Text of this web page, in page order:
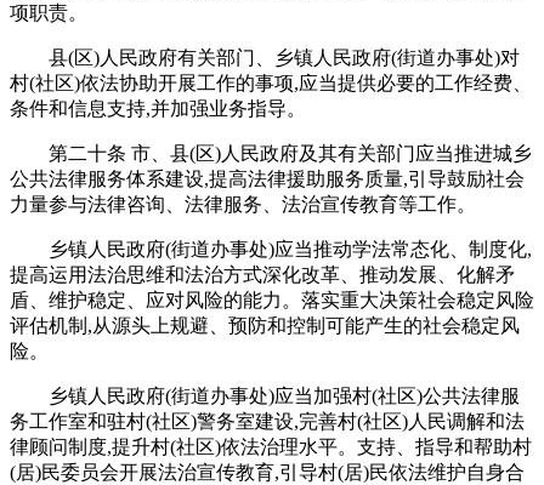
项职责。
县(区)人民政府有关部门、乡镇人民政府(街道办事处)对
村(社区)依法协助开展工作的事项,应当提供必要的工作经费、
条件和信息支持,并加强业务指导。
第二十条 市、县(区)人民政府及其有关部门应当推进城乡
公共法律服务体系建设,提高法律援助服务质量,引导鼓励社会
力量参与法律咨询、法律服务、法治宣传教育等工作。
乡镇人民政府(街道办事处)应当推动学法常态化、制度化,
提高运用法治思维和法治方式深化改革、推动发展、化解矛
盾、维护稳定、应对风险的能力。落实重大决策社会稳定风险
评估机制,从源头上规避、预防和控制可能产生的社会稳定风
险。
乡镇人民政府(街道办事处)应当加强村(社区)公共法律服
务工作室和驻村(社区)警务室建设,完善村(社区)人民调解和法
律顾问制度,提升村(社区)依法治理水平。支持、指导和帮助村
(居)民委员会开展法治宣传教育,引导村(居)民依法维护自身合